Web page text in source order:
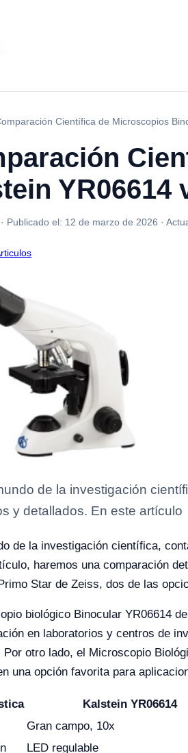
Científica de Microscopios
YR06614
· Publicado el: 12 de marzo de 2026 ·
de la investigación
y detallados. En este artículo
de la investigación científica,
haremos una comparación
Star de Zeiss, dos de las
biológico Binocular YR06614
en laboratorios y centros de
Por otro lado, el Microscopio
una opción favorita para
Kalstein YR06614
Gran campo, 10x
LED regulable